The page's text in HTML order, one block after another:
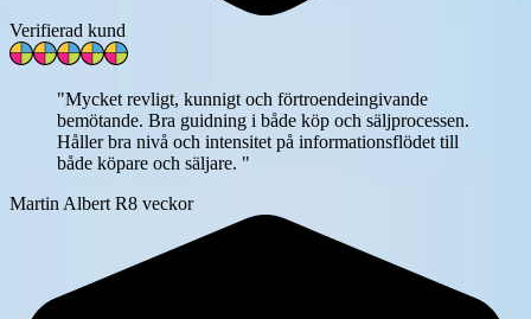
Verifierad kund
"Mycket revligt, kunnigt och förtroendeingivande
bemötande. Bra guidning i både köp och säljprocessen.
Håller bra nivå och intensitet på informationsflödet till
både köpare och säljare. "
Martin Albert R8 veckor